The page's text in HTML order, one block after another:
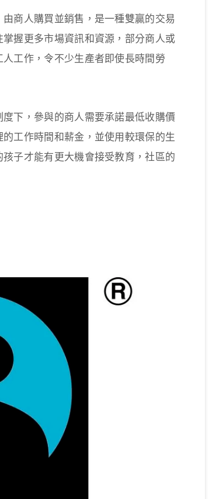
商人購買並銷售，是一種雙贏的交易
握更多市場資訊和資源，部分商人或
工作，令不少生產者即使長時間勞
下，參與的商人需要承諾最低收購價
工作時間和薪金，並使用較環保的生
子才能有更大機會接受教育，社區的